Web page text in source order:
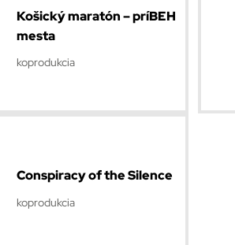
Košický maratón – príBEH
mesta
koprodukcia
Conspiracy of the Silence
koprodukcia